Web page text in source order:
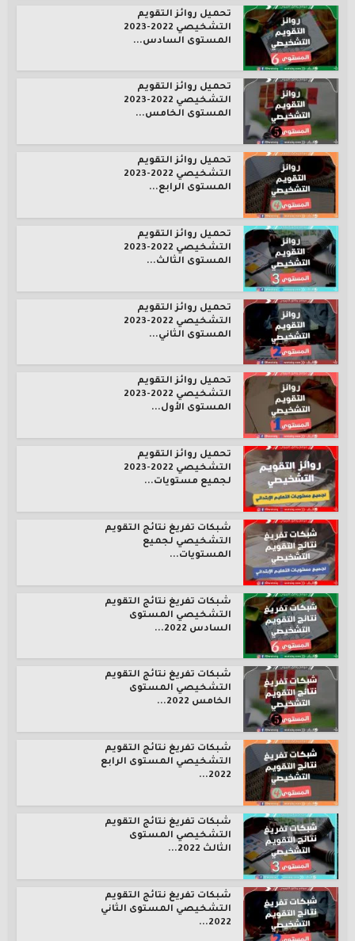
تحميل روائز التقويم
التشخيصي 2022-2023
المستوى السادس...
تحميل روائز التقويم
التشخيصي 2022-2023
المستوى الخامس...
تحميل روائز التقويم
التشخيصي 2022-2023
المستوى الرابع...
تحميل روائز التقويم
التشخيصي 2022-2023
المستوى الثالث...
تحميل روائز التقويم
التشخيصي 2022-2023
المستوى الثاني...
تحميل روائز التقويم
التشخيصي 2022-2023
المستوى الأول...
تحميل روائز التقويم
التشخيصي 2022-2023
لجميع مستويات...
شبكات تفريغ نتائج التقويم
التشخيصي لجميع
المستويات...
شبكات تفريغ نتائج التقويم
التشخيصي المستوى
السادس 2022...
شبكات تفريغ نتائج التقويم
التشخيصي المستوى
الخامس 2022...
شبكات تفريغ نتائج التقويم
التشخيصي المستوى الرابع
2022...
شبكات تفريغ نتائج التقويم
التشخيصي المستوى
الثالث 2022...
شبكات تفريغ نتائج التقويم
التشخيصي المستوى الثاني
2022...